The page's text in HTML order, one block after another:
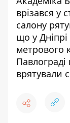
врізався у
салону
що у
метрового
Павлограді
врятували